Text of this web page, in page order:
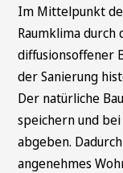
Im Mittelpunkt
Raumklima durch
diffusionsoffener
der Sanierung
Der natürliche
speichern und
abgeben.
angenehmes